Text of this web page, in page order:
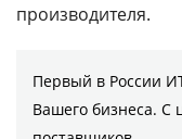
производителя.
Первый в России
Вашего бизнеса. С